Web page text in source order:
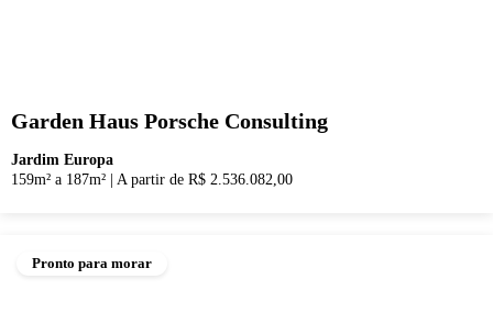
Garden Haus Porsche Consulting
Jardim Europa
159m² a 187m²
A partir de R$ 2.536.082,00
Pronto para morar